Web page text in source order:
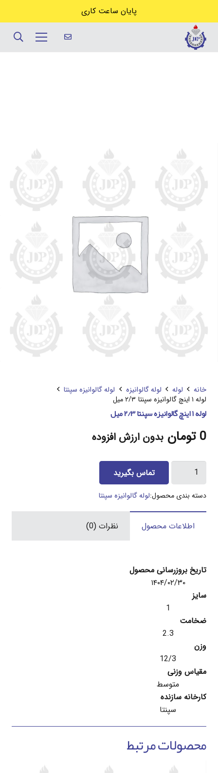
خانه لوله لوله گالوانیزه
لوله گالوانیزه سپنتا
لوله ۱ اینچ گالوانیزه سپنتا ۲/۳ میل
لوله ۱ اینچ گالوانیزه سپنتا ۲/۳ میل
0 تومان بدون ارزش افزوده
لوله
اینچ
تماس بگیرید
دسته بندی محصول:لوله گالوانیزه سپنتا
اطلاعات محصول نظرات (0)
تاریخ بروزرسانی محصول
۱۴۰۴/۰۲/۳۰
سایز
1
ضخامت
2.3
وزن
12/3
مقیاس وزنی
متوسط
کارخانه سازنده
سپنتا
محصولات مرتبط
پایان ساعت کاری